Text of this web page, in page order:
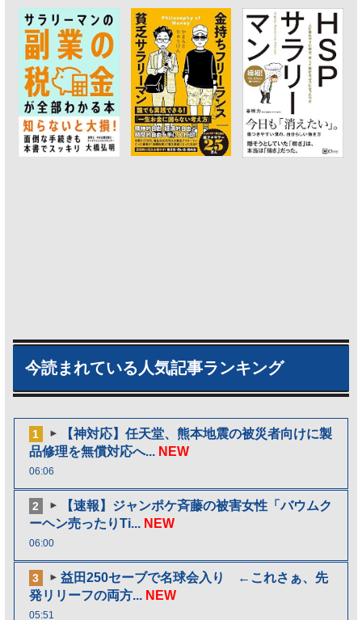
今読まれている人気記事ランキング
1
【神対応】任天堂、熊本地震の被災者向けに製
品修理を無償対応へ... NEW
06:06
2
【速報】ジャンポケ斉藤の被害女性「バウムク
ーヘン売ったりTi... NEW
06:00
3
益田250セーブで名球会入り ←これさぁ、先
発リリーフの両方... NEW
05:51